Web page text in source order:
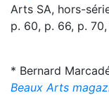
Arts SA, hors-
p. 60, p. 66, p.
* Bernard
Beaux Arts